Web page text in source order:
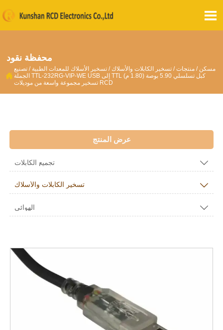

محفظة نقود

مسكن / منتجات/ تسخير الكابلات والأسلاك / تسخير الأسلاك للمعدات الطبية / تصنيع
الجملة TTL-232RG-VIP-WE USB إلى TTL كبل تسلسلي 5.90 بوصة (1.80 م)
تسخير مجموعة واسعة من موديلات RCD
عرض المنتج
تجميع الكابلات 
تسخير الكابلات والأسلاك 
الهوائي 